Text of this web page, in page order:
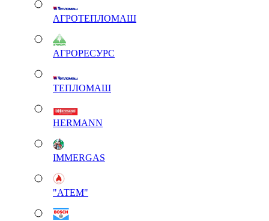
АГРОТЕПЛОМАШ
АГРОРЕСУРС
ТЕПЛОМАШ
HERMANN
IMMERGAS
"АТЕМ"